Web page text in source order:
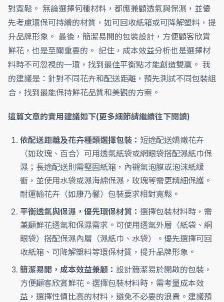
對寬鬆。 無論選擇何種材料，都應兼顧透氣與保濕，並優
先考慮環保可持續的材質，如可回收紙箱或可降解塑料，提
升品牌形象。 最後，簡潔易開的包裝設計，方便顧客欣賞
鮮花，也是至關重要的。 記住，成本效益分析也是選擇材
料時不可忽視的一環，找到最佳平衡點才能創造雙贏。 我
的建議是：針對不同花卉和配送距離，預先測試不同包裝組
合，找到最能保持鮮花品質和美觀的方案。
這篇文章的實用建議如下(更多細節請繼續往下閱讀)
依配送距離及花卉種類選擇包裝： 短途配送嬌嫩花卉
（如玫瑰、百合）可用透氣紙袋或網眼袋搭配濕紙巾保
濕；長途配送則需堅固紙箱，內襯氣泡膜或泡沫紙緩
衝，並使用水袋或濕海綿保濕，玫瑰等需更精細保護。
耐運輸花卉（如康乃馨）包裝要求相對寬鬆。
平衡透氣與保濕，優先環保材質： 選擇包裝材料時，需
兼顧鮮花透氣和保濕需求。可使用透氣外層（紙袋、網
眼袋）搭配保濕內層（濕紙巾、水袋）。優先選擇可回
收紙箱、可降解塑料等環保材質，提升品牌形象。
簡潔易開，成本效益兼顧： 設計簡潔易於開啟的包裝，
方便顧客欣賞鮮花。選擇包裝材料時，需考量成本效
益，選擇性價比高的材料，避免不必要的浪費。建議預